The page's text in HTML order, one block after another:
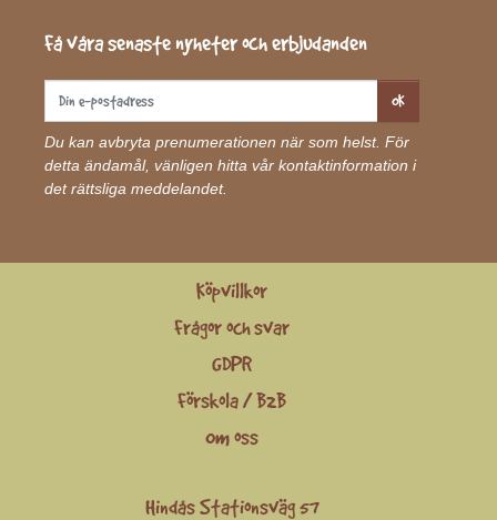
Få våra senaste nyheter och erbjudanden
OK
Du kan avbryta prenumerationen när som helst. För
detta ändamål, vänligen hitta vår kontaktinformation i
det rättsliga meddelandet.
Köpvillkor
Frågor och svar
GDPR
Förskola / B2B
Om oss
Hindås Stationsväg 57